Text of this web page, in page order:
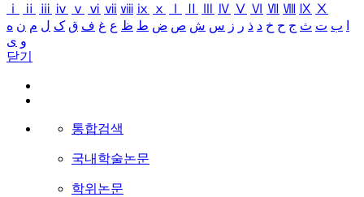
ⅰ
ⅱ ⅲ ⅳ ⅴ ⅵ ⅶ ⅷ ⅸ ⅹ Ⅳ Ⅴ Ⅵ Ⅶ Ⅷ Ⅸ Ⅹ
ب ت ث ج ح خ د ذ ر ز س ش ص ض ط ظ ع غ ف ق ک ل م ن ه
و ی
닫기
통합검색
국내학술논문
학위논문